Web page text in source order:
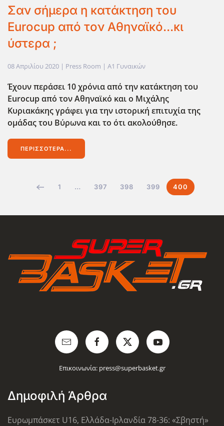
Σαν σήμερα η κατάκτηση του
Eurocup από τον Αθηναϊκό...κι
ύστερα ;
08 Απριλίου 2020 | Press Room | Α1 Γυναικών
Έχουν περάσει 10 χρόνια από την κατάκτηση του
Eurocupαπό τον Αθηναϊκό και ο Μιχάλης
Κυριακάκης γράφει για την ιστορική επιτυχία της
ομάδας του Βύρωνα και το ότι ακολούθησε.
ΠΕΡΙΣΣΌΤΕΡΑ...
1 … 397 398 399 400
Επικοινωνία: press@superbasket.gr
Δημοφιλή Άρθρα
Ευρωμπάσκετ U16, Ελλάδα-Ιρλανδία 78-36: «Σβηστή»